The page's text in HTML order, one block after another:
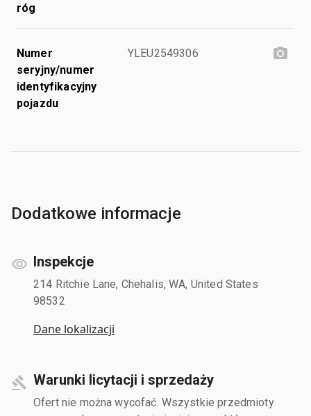
róg
Numer
seryjny/numer
identyfikacyjny
pojazdu
YLEU2549306
Dodatkowe informacje
Inspekcje
214 Ritchie Lane, Chehalis, WA, United States
98532
Dane lokalizacji
Warunki licytacji i sprzedaży
Ofert nie można wycofać. Wszystkie przedmioty